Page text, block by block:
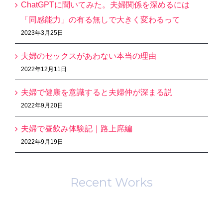
ChatGPTに聞いてみた。夫婦関係を深めるには
「同感能力」の有る無しで大きく変わるって
2023年3月25日
夫婦のセックスがあわない本当の理由
2022年12月11日
夫婦で健康を意識すると夫婦仲が深まる説
2022年9月20日
夫婦で昼飲み体験記｜路上席編
2022年9月19日
Recent Works